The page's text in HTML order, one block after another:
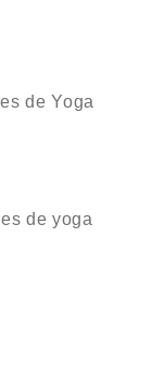
de Yoga
de yoga